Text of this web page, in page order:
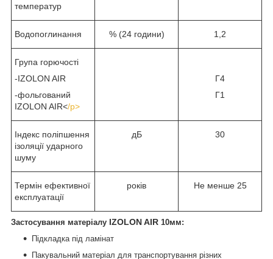
температур
Водопоглинання % (24 години) 1,2
Група горючості
-IZOLON AIR
-фольгований
IZOLON AIR</p>
Г4
Г1
Індекс поліпшення
ізоляції ударного
шуму
дБ 30
Термін ефективної
експлуатації
років Не менше 25
Застосування матеріалу IZOLON AIR 10мм:
Підкладка під ламінат
Пакувальний матеріал для транспортування різних